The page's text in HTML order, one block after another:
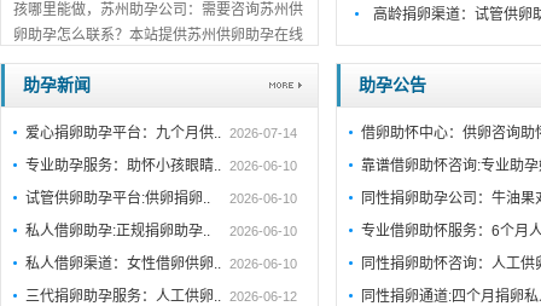
孩哪里能做，苏州助孕公司：需要咨询苏州供
卵助孕怎么联系？本站提供苏州供卵助孕在线
咨询服务，专业团队实时解答疑问，流程透
明、费用公开，正规机构推荐，欢迎在线咨询
了解详情。...详细>>。。。
高龄捐卵渠道：试管供卵
助孕新闻
爱心捐卵助孕平台：九个月供.. 2026-07-14
专业助孕服务：助怀小孩眼睛.. 2026-06-10
试管供卵助孕平台:供卵捐卵.. 2026-06-10
私人借卵助孕:正规捐卵助孕.. 2026-06-10
私人借卵渠道：女性借卵供卵.. 2026-06-10
三代捐卵助孕服务：人工供卵.. 2026-06-12
助孕公告
借卵助怀中心：供卵咨询助
靠谱借卵助怀咨询:专业助
同性捐卵助孕公司：牛油
专业借卵助怀服务：6个月
同性捐卵助怀咨询：人工
同性捐卵通道:四个月捐卵